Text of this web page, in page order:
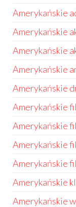
Amerykańskie
Amerykańskie
Amerykańskie
Amerykańskie
Amerykańskie
Amerykańskie
Amerykańskie
Amerykańskie
Amerykańskie
Amerykańskie
Amerykańskie